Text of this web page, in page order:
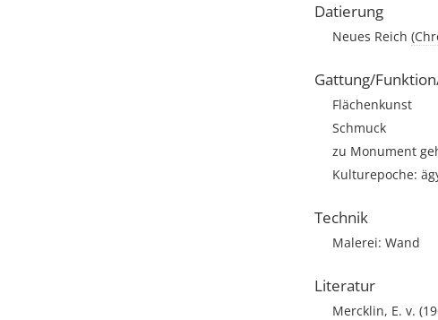
Datierung
Neues Reich
Gattung/
Flächenkunst
Schmuck
zu Monument
Kulturepoche:
Technik
Malerei: Wand
Literatur
Mercklin, E. v.